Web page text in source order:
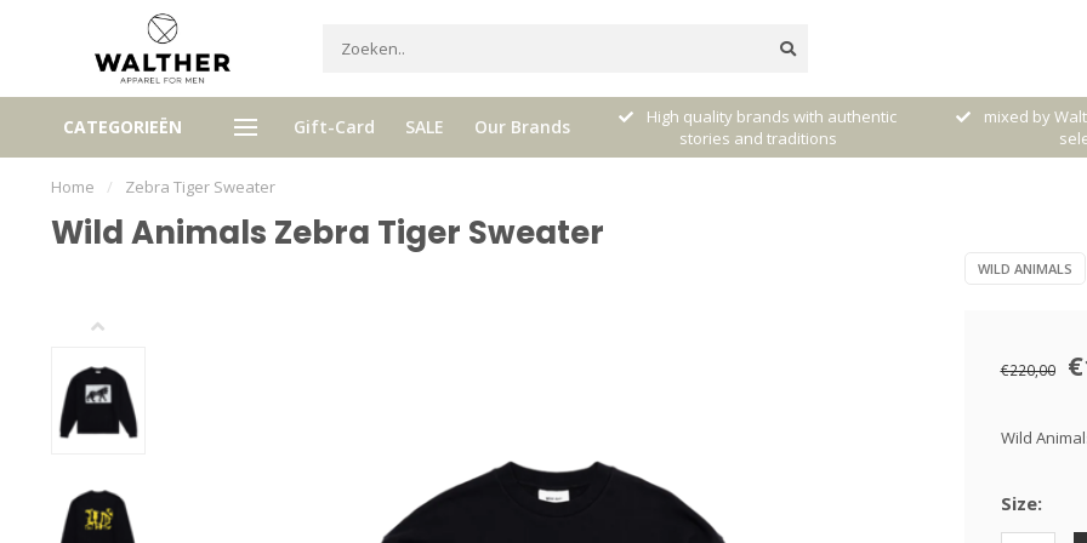
CATEGORIEËN Gift-Card SALE Our Brands
verzenden vanaf € 120,- (NL)
Ontvang 5% Loyalty bonus bij iedere
aankoop
High quality brands with authentic
stories and traditions
mixed by
Home / Zebra Tiger Sweater
Wild Animals Zebra Tiger Sweater
WILD ANIMALS
€220,00
Wild
Size: